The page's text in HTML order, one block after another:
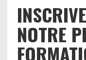
NOTRE